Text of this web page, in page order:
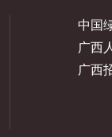
中国
广西
广西